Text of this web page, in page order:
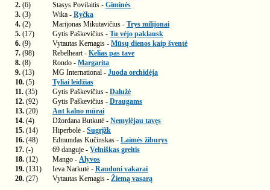
2. (6) Stasys Povilaitis - Giminės
3. (3) Wika - Ryčka
4. (2) Marijonas Mikutavičius - Trys milijonai
5. (17) Gytis Paškevičius - Tu vėjo paklausk
6. (9) Vytautas Kernagis - Mūsų dienos kaip šventė
7. (98) Rebelheart - Kelias pas tave
8. (8) Rondo - Margarita
9. (13) MG International - Juoda orchidėja
10. (5)
Tyliai leidžias
11. (35) Gytis Paškevičius - Dalužė
12. (92) Gytis Paškevičius - Draugams
13. (20)
Ant kalno mūrai
14. (4) Džordana Butkutė - Nemylėjau tavęs
15. (14) Hiperbolė - Sugrįžk
16. (48) Edmundas Kučinskas - Laimės žiburys
17. (-) 69 danguje - Velniškas greitis
18. (12) Mango - Alyvos
19. (131) Ieva Narkutė - Raudoni vakarai
20. (27) Vytautas Kernagis - Žiemą vasarą